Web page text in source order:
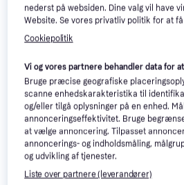
Trender
Nacon Wired
Illuminated
Compact
Controller - Grøn
3.9
288 kr.
Eller 3 betalinger af 96 kr.
Nacon Pro
Controller
Xbox One/
176 kr.
nederst på websiden. Dine valg vil have
Website. Se vores privatliv politik for at
Cookiepolitik
Vi og vores partnere behandler data for
Bruge præcise geografiske
scanne enhedskarakteristika til
og/eller tilgå oplysninger på en enhed.
annonceringseffektivitet. Bruge
at vælge annoncering. Tilpasset
annoncerings- og indholdsmåling,
og udvikling af tjenester.
Liste over partnere (leverandører)